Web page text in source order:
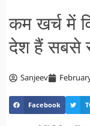
कम खर्च में
देश हैं सबसे
Sanjeev
Facebook